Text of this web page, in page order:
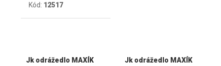
Kód: 12517
Jk odrážedlo MAXÍK
Jk odrážedlo MAXÍK